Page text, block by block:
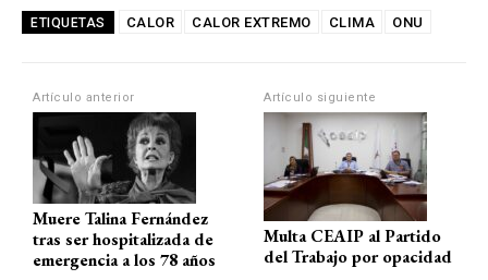
at
A
p
p
ce
o
o
k
e
m
ail m
ar
tir
ETIQUETAS CALOR CALOR EXTREMO CLIMA ONU
Artículo anterior
Muere Talina Fernández
tras ser hospitalizada de
emergencia a los 78 años
Artículo siguiente
Multa CEAIP al Partido
del Trabajo por opacidad